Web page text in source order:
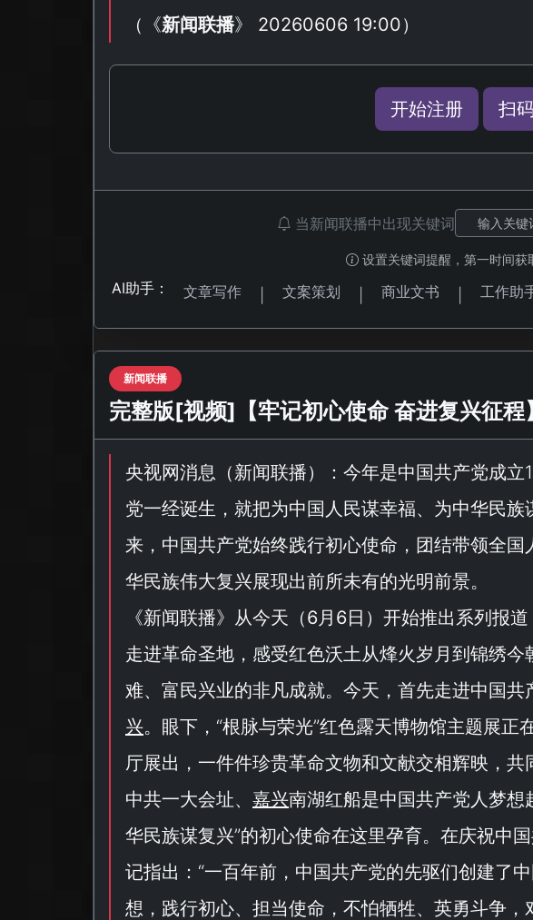
（ 《新闻联播》 20260606 19:00）
开始注册 扫
当新闻联播中出现关键词
设置关键词提醒，第一时间获
AI助手： 文章写作 文案策划 商业文书 工作助
新闻联播
完整版[视频]【牢记初心使命 奋进复兴征
央视网消息（新闻联播）：今年是中国共产党成
党一经诞生，就把为中国人民谋幸福、为中华民族
来，中国共产党始终践行初心使命，团结带领全
华民族伟大复兴展现出前所未有的光明前景。
《新闻联播》从今天（6月6日 ）开始推出系列报道
走进革命圣地，感受红色沃土从烽火岁月到锦绣
难、富民兴业的非凡成就。今天，首先走进中国
兴。眼下，“根脉与荣光”红色露天博物馆主题展正
厅展出，一件件珍贵革命文物和文献交相辉映，共
中共一大会址、 嘉兴南湖红船是中国共产党人梦想
华民族谋复兴”的初心使命在这里孕育。在庆祝中
记指出：“一百年前，中国共产党的先驱们创建了
想，践行初心、担当使命，不怕牺牲、英勇斗争